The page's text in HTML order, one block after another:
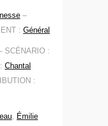
–
: Général
SCÉNARIO :
Chantal
:
, Émilie